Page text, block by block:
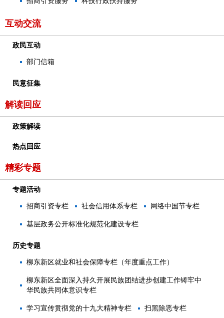
互动交流
政民互动
部门信箱
民意征集
解读回应
政策解读
热点回应
精彩专题
专题活动
招商引资专栏 社会信用体系专栏 网络中国节专栏
基层政务公开标准化规范化建设专栏
历史专题
柳东新区就业和社会保障专栏（年度重点工作）
柳东新区全面深入持久开展民族团结进步创建工作铸牢中
华民族共同体意识专栏
学习宣传贯彻党的十九大精神专栏 扫黑除恶专栏